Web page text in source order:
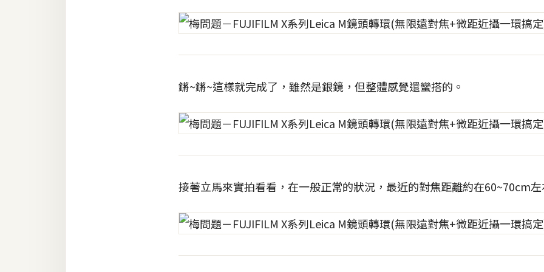
鏘~鏘~這樣就完成了，雖然是銀鏡，但整體感覺還蠻搭的。
接著立馬來實拍看看，在一般正常的狀況，最近的對焦距離約在60~70cm